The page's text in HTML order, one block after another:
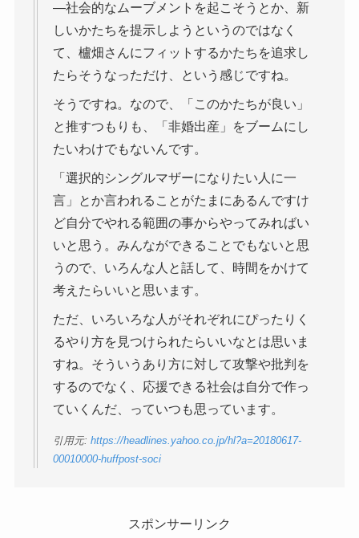
―社会的なムーブメントを起こそうとか、新
しいかたちを提示しようというのではなく
て、櫨畑さんにフィットするかたちを追求し
たらそうなっただけ、という感じですね。
そうですね。なので、「このかたちが良い」
と推すつもりも、「非婚出産」をブームにし
たいわけでもないんです。
「選択的シングルマザーになりたい人に一
言」とか言われることがたまにあるんですけ
ど自分でやれる範囲の事からやってみればい
いと思う。みんなができることでもないと思
うので、いろんな人と話して、時間をかけて
考えたらいいと思います。
ただ、いろいろな人がそれぞれにぴったりく
るやり方を見つけられたらいいなとは思いま
すね。そういうあり方に対して攻撃や批判を
するのでなく、応援できる社会は自分で作っ
ていくんだ、っていつも思っています。
引用元: https://headlines.yahoo.co.jp/hl?a=20180617-
00010000-huffpost-soci
スポンサーリンク